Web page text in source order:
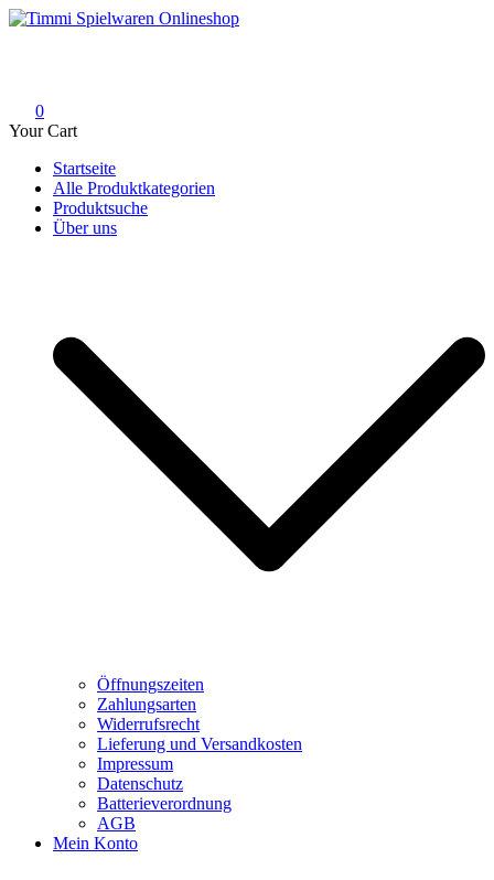
Skip
0
Your Cart
Startseite
Alle Produktkategorien
Produktsuche
Über uns
Öffnungszeiten
Zahlungsarten
Widerrufsrecht
Lieferung und Versandkosten
Impressum
Datenschutz
Batterieverordnung
AGB
Mein Konto